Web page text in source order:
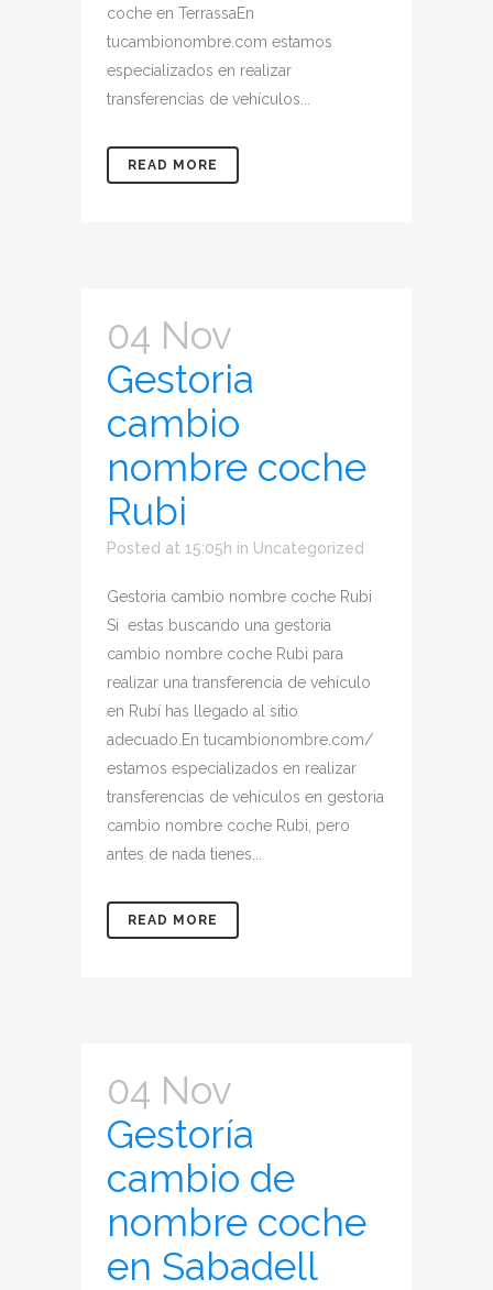
coche en TerrassaEn
tucambionombre.com estamos
especializados en realizar
transferencias de vehículos...
READ MORE
04 Nov
Gestoria
cambio
nombre coche
Rubi
Posted at 15:05h in Uncategorized
Gestoria cambio nombre coche Rubi
Si estas buscando una gestoria
cambio nombre coche Rubi para
realizar una transferencia de vehículo
en Rubí has llegado al sitio
adecuado.En tucambionombre.com/
estamos especializados en realizar
transferencias de vehículos en gestoria
cambio nombre coche Rubi, pero
antes de nada tienes...
READ MORE
04 Nov
Gestoría
cambio de
nombre coche
en Sabadell